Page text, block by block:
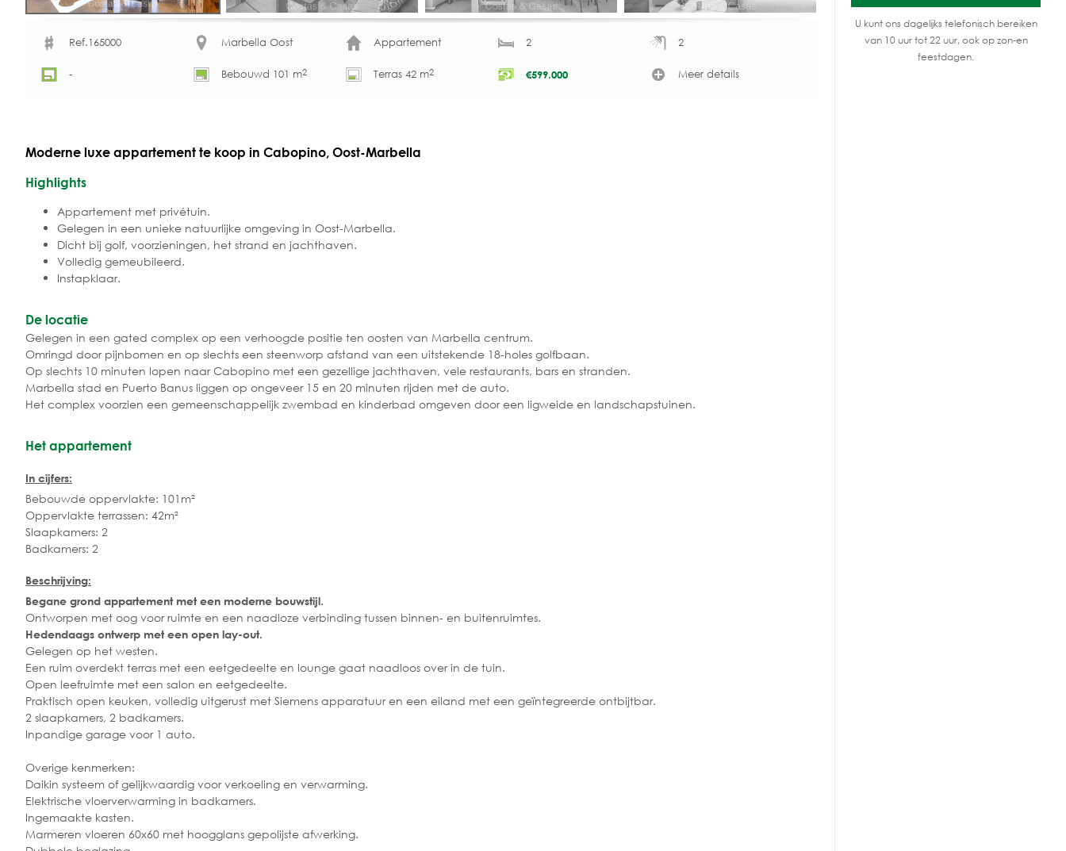
Ref.165000 Marbella Oost Appartement 2 2
- Bebouwd 101 m2 Terras 42 m2 €599.000 Meer details
Moderne luxe appartement te koop in Cabopino, Oost-Marbella
Highlights
Appartement met privétuin.
Gelegen in een unieke natuurlijke omgeving in Oost-Marbella.
Dicht bij golf, voorzieningen, het strand en jachthaven.
Volledig gemeubileerd.
Instapklaar.
De locatie
Gelegen in een gated complex op een verhoogde positie ten oosten van Marbella centrum.
Omringd door pijnbomen en op slechts een steenworp afstand van een uitstekende 18-holes golfbaan.
Op slechts 10 minuten lopen naar Cabopino met een gezellige jachthaven, vele restaurants, bars en stranden.
Marbella stad en Puerto Banus liggen op ongeveer 15 en 20 minuten rijden met de auto.
Het complex voorzien een gemeenschappelijk zwembad en kinderbad omgeven door een ligweide en landschapstuinen.
Het appartement
In cijfers:
Bebouwde oppervlakte: 101m²
Oppervlakte terrassen: 42m²
Slaapkamers: 2
Badkamers: 2
Beschrijving:
Begane grond appartement met een moderne bouwstijl.
Ontworpen met oog voor ruimte en een naadloze verbinding tussen binnen- en buitenruimtes.
Hedendaags ontwerp met een open lay-out.
Gelegen op het westen.
Een ruim overdekt terras met een eetgedeelte en lounge gaat naadloos over in de tuin.
Open leefruimte met een salon en eetgedeelte.
Praktisch open keuken, volledig uitgerust met Siemens apparatuur en een eiland met een geïntegreerde ontbijtbar.
2 slaapkamers, 2 badkamers.
Inpandige garage voor 1 auto.
Overige kenmerken:
Daikin systeem of gelijkwaardig voor verkoeling en verwarming.
Elektrische vloerverwarming in badkamers.
Ingemaakte kasten.
Marmeren vloeren 60x60 met hoogglans gepolijste afwerking.
U kunt ons dagelijks telefonisch bereiken
van 10 uur tot 22 uur, ook op zon-en
feestdagen.